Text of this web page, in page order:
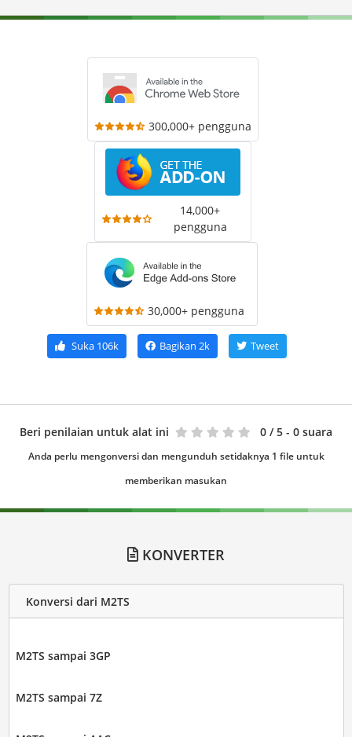
300,000+ pengguna
14,000+
pengguna
30,000+ pengguna
Suka106k Bagikan 2k Tweet
Beri penilaian untuk alat ini 0 / 5 - 0 suara
Anda perlu mengonversi dan mengunduh setidaknya 1 file untuk
memberikan masukan
KONVERTER
Konversi dari M2TS
M2TS sampai 3GP
M2TS sampai 7Z